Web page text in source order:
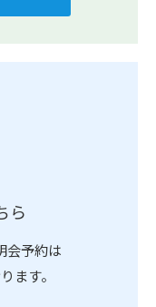
ら
会予約は
ます。